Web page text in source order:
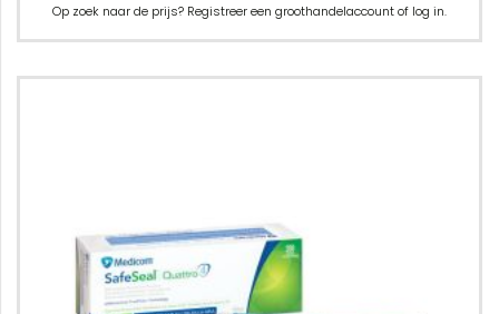
Op zoek naar de prijs? Registreer een groothandelaccount of log in.